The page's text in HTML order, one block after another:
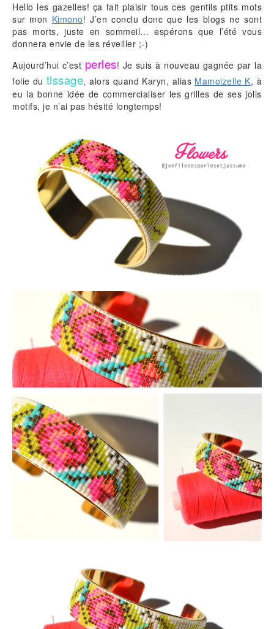
Hello les gazelles! ça fait plaisir tous ces gentils ptits mots
sur mon Kimono! J’en conclu donc que les blogs ne sont
pas morts, juste en sommeil… espérons que l’été vous
donnera envie de les réveiller ;-)
Aujourd’hui c’est perles! Je suis à nouveau gagnée par la
folie du tissage, alors quand Karyn, alias Mamoizelle K, à
eu la bonne idée de commercialiser les grilles de ses jolis
motifs, je n’ai pas hésité longtemps!